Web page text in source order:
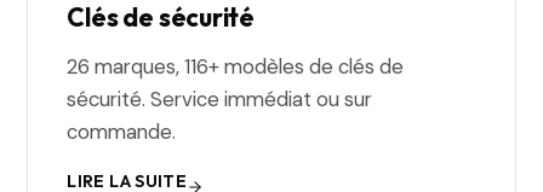
Clés de sécurité
26 marques, 116+ modèles de clés de
sécurité. Service immédiat ou sur
commande.
LIRE LA SUITE